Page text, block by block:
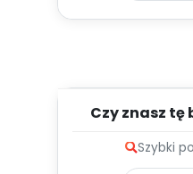
Czy znasz tę
Szybki